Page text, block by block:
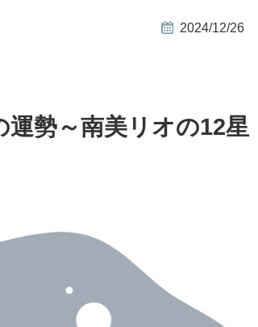
2024/12/26
勢～南美リオの12星